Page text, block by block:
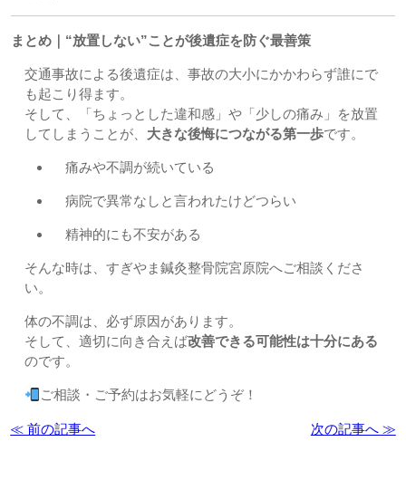
まとめ｜“放置しない”ことが後遺症を防ぐ最善策
交通事故による後遺症は、事故の大小にかかわらず誰にで
も起こり得ます。
そして、「ちょっとした違和感」や「少しの痛み」を放置
してしまうことが、 大きな後悔につながる第一歩です。
痛みや不調が続いている
病院で異常なしと言われたけどつらい
精神的にも不安がある
そんな時は、すぎやま鍼灸整骨院宮原院へご相談くださ
い。
体の不調は、必ず原因があります。
そして、適切に向き合えば改善できる可能性は十分にある
のです。
ご相談・ご予約はお気軽にどうぞ！
≪ 前の記事へ 次の記事へ ≫